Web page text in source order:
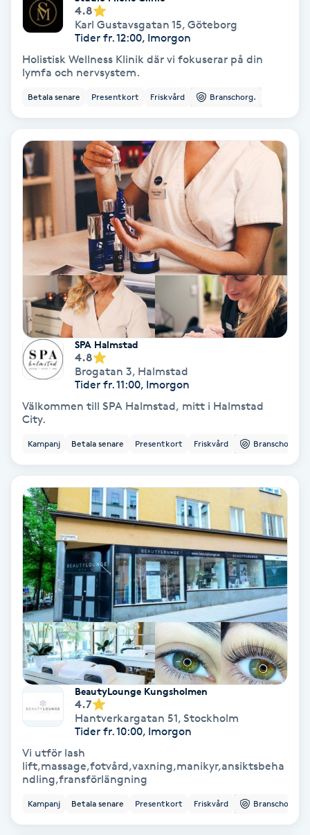
Läpptatuering
Makeup
Massage
Medial vägledning
Medicinsk massage
Meditation
Medium
Megavolymfransar
Melasma
Mesoterapi
MicroPen
Microshading
Mixfransar
Nagelförlängning
Nagelförlängning akryl
Nagelförlängning gelé
Nagelförlängning glasfiber
Nagelförlängning silke
Nagelförstärkning
4.8
Karl Gustavsgatan 15, Göteborg
Tider fr. 12:00, Imorgon
Holistisk Wellness Klinik där vi fokuserar på din
lymfa och nervsystem.
Betala senare Presentkort Friskvård Branschorg.
SPA Halmstad
4.8
Brogatan 3, Halmstad
Tider fr. 11:00, Imorgon
Välkommen till SPA Halmstad, mitt i Halmstad
City.
Kampanj Betala senare Presentkort Friskvård Branschorg.
BeautyLounge Kungsholmen
4.7
Hantverkargatan 51, Stockholm
Tider fr. 10:00, Imorgon
Vi utför lash
lift,massage,fotvård,vaxning,manikyr,ansiktsbeha
ndling,fransförlängning
Kampanj Betala senare Presentkort Friskvård Branschorg.